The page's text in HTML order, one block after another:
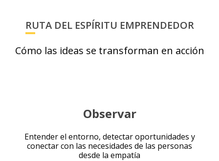
RUTA DEL ESPÍRITU EMPRENDEDOR
Cómo las ideas se transforman en acción
Observar
Entender el entorno, detectar oportunidades y
conectar con las necesidades de las personas
desde la empatía